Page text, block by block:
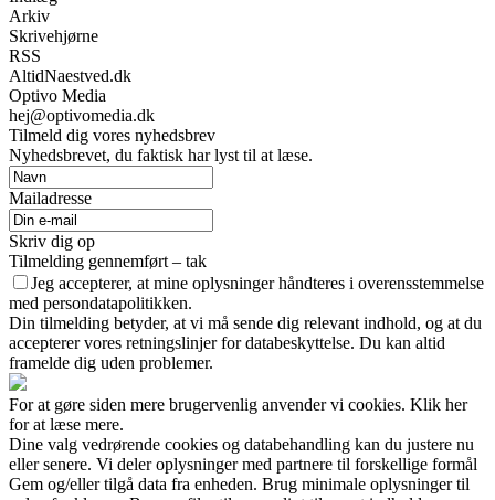
Arkiv
Skrivehjørne
RSS
AltidNaestved.dk
Optivo Media
hej@optivomedia.dk
Tilmeld dig vores nyhedsbrev
Nyhedsbrevet, du faktisk har lyst til at læse.
Mailadresse
Skriv dig op
Tilmelding gennemført – tak
Jeg accepterer, at mine oplysninger håndteres i overensstemmelse
med persondatapolitikken.
Din tilmelding betyder, at vi må sende dig relevant indhold, og at du
accepterer vores retningslinjer for databeskyttelse. Du kan altid
framelde dig uden problemer.
For at gøre siden mere brugervenlig anvender vi cookies. Klik her
for at læse mere.
Dine valg vedrørende cookies og databehandling kan du justere nu
eller senere. Vi deler oplysninger med partnere til forskellige formål
Gem og/eller tilgå data fra enheden. Brug minimale oplysninger til